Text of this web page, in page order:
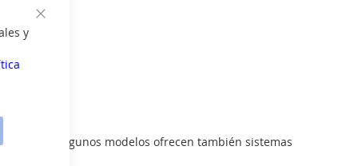
y
humos. Algunos modelos ofrecen también sistemas